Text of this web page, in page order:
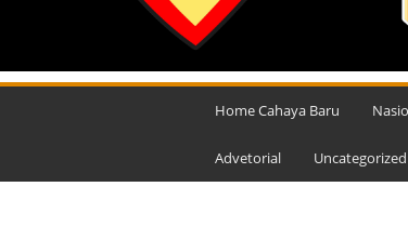
M
Home Cahaya Baru
Advetorial Uncategorized